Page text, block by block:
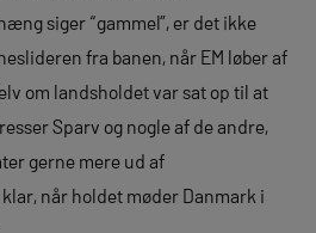
siger “gammel”, er det ikke
fra banen, når EM løber af
om landsholdet var sat op til at
Sparv og nogle af de andre,
gerne mere ud af
når holdet møder Danmark i